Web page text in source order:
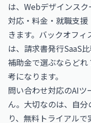
は、 Webデザインス
対応・料金・就職支援
きます。バックオフ
は、 請求書発行SaaS
補助金で選ぶならどれ
考になります。
問い合わせ対応のAI
ん。大切なのは、自
り、無料トライアルで